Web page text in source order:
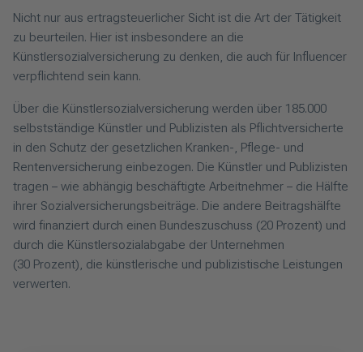
Nicht nur aus ertragsteuerlicher Sicht ist die Art der Tätigkeit
zu beurteilen. Hier ist insbesondere an die
Künstlersozialversicherung zu denken, die auch für Influencer
verpflichtend sein kann.
Über die Künstlersozialversicherung werden über 185.000
selbstständige Künstler und Publizisten als Pflichtversicherte
in den Schutz der gesetzlichen Kranken-, Pflege- und
Rentenversicherung einbezogen. Die Künstler und Publizisten
tragen – wie abhängig beschäftigte Arbeitnehmer – die Hälfte
ihrer Sozialversicherungsbeiträge. Die andere Beitragshälfte
wird finanziert durch einen Bundeszuschuss (20 Prozent) und
durch die Künstlersozialabgabe der Unternehmen
(30 Prozent), die künstlerische und publizistische Leistungen
verwerten.